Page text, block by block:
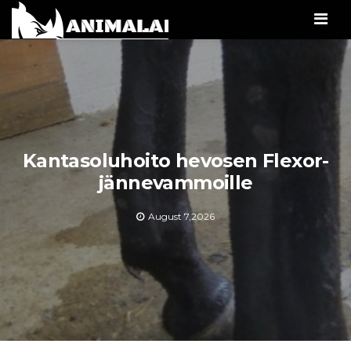
Kantasoluhoito hevosen Flexor-
jännevammoille
August 7,2026